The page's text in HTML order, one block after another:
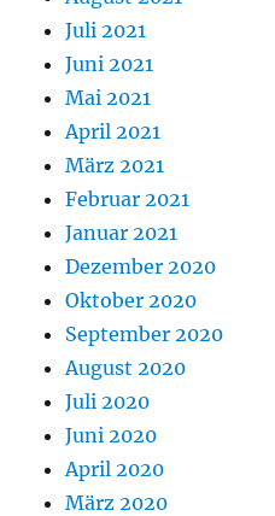
Juli 2021
Juni 2021
Mai 2021
April 2021
März 2021
Februar 2021
Januar 2021
Dezember 2020
Oktober 2020
September 2020
August 2020
Juli 2020
Juni 2020
April 2020
März 2020